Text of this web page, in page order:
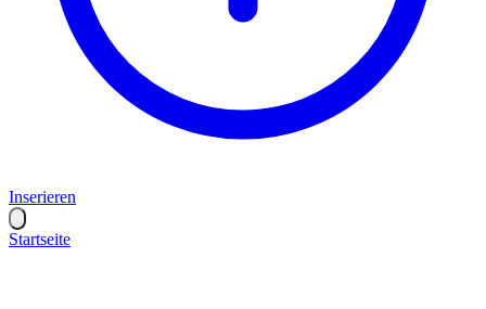
Inserieren
Startseite